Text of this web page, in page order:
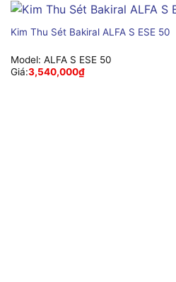
Kim Thu Sét Bakiral ALFA S ESE 50
Model: ALFA S ESE 50
Giá:3,540,000₫